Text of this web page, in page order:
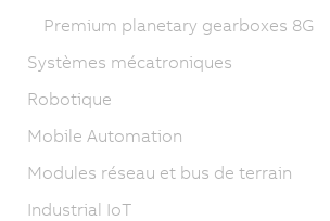
Premium planetary gearboxes 8G
Systèmes mécatroniques
Robotique
Mobile Automation
Modules réseau et bus de terrain
Industrial IoT